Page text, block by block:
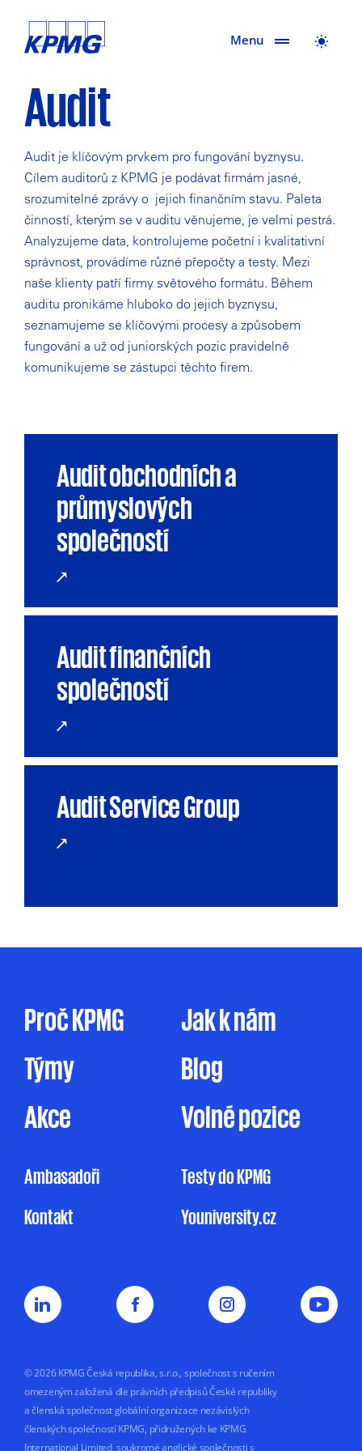
Menu
Audit
Audit je klíčovým prvkem pro fungování byznysu.
Cílem auditorů z KPMG je podávat firmám jasné,
srozumitelné zprávy o jejich finančním stavu. Paleta
činností, kterým se v auditu věnujeme, je velmi pestrá.
Analyzujeme data, kontrolujeme početní i kvalitativní
správnost, provádíme různé přepočty a testy. Mezi
naše klienty patří firmy světového formátu. Během
auditu pronikáme hluboko do jejich byznysu,
seznamujeme se klíčovými procesy a způsobem
fungování a už od juniorských pozic pravidelně
komunikujeme se zástupci těchto firem.
Audit obchodních a
průmyslových
společností
Audit finančních
společností
Audit Service Group
Proč KPMG
Jak k nám
Týmy
Blog
Akce
Volné pozice
Ambasadoři
Kontakt
Testy do KPMG
Youniversity.cz
© 2026 KPMG Česká republika, s.r.o., společnost s ručením
omezeným založená dle právních předpisů České republiky
a členská společnost globální organizace nezávislých
členských společností KPMG, přidružených ke KPMG
International Limited, soukromé anglické společnosti s